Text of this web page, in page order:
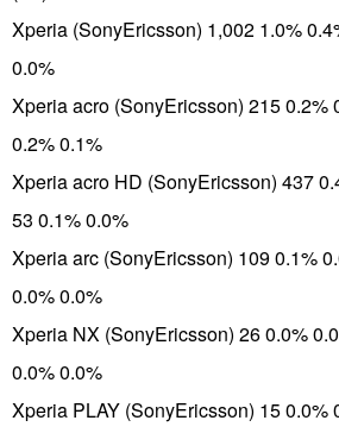
Xperia (SonyEricsson) 1,002 1.0%
0.0%
Xperia acro (SonyEricsson) 215 0.2%
0.2% 0.1%
Xperia acro HD (SonyEricsson) 437
53 0.1% 0.0%
Xperia arc (SonyEricsson) 109 0.1%
0.0% 0.0%
Xperia NX (SonyEricsson) 26 0.0%
0.0% 0.0%
Xperia PLAY (SonyEricsson) 15 0.0%